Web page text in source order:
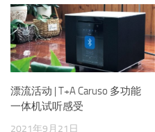
漂流活动 | T+A Caruso 多功能
一体机试听感受
2021年9月21日